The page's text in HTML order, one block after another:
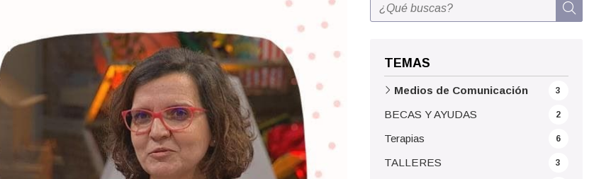
TEMAS
Medios de Comunicación 3
BECAS Y AYUDAS 2
Terapias 6
TALLERES 3